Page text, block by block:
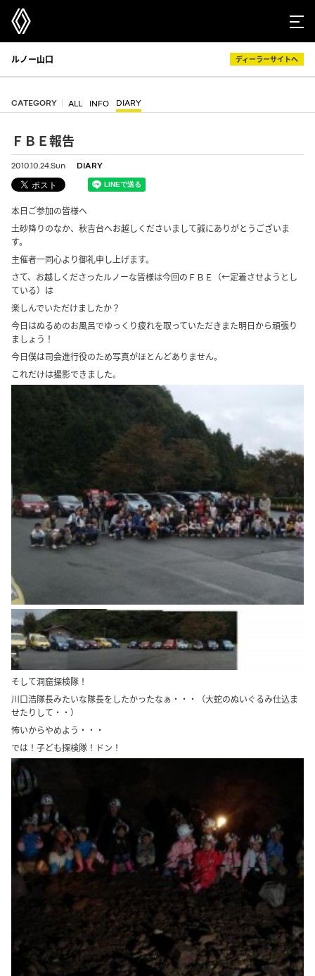
ルノー山口 ディーラーサイトへ
CATEGORY ALL INFO DIARY
ＦＢＥ報告
2010.10.24.Sun DIARY
本日ご参加の皆様へ
土砂降りのなか、秋吉台へお越しくださいまして誠にありがとうございま
す。
主催者一同心より御礼申し上げます。
さて、お越しくださったルノーな皆様は今回のＦＢＥ（←定着させようとし
ている）は
楽しんでいただけましたか？
今日はぬるめのお風呂でゆっくり疲れを取っていただきまた明日から頑張り
ましょう！
今日僕は司会進行役のため写真がほとんどありません。
これだけは撮影できました。
そして洞窟探検隊！
川口浩隊長みたいな隊長をしたかったなぁ・・・（大蛇のぬいぐるみ仕込ま
せたりして・・）
怖いからやめよう・・・
では！子ども探検隊！ドン！